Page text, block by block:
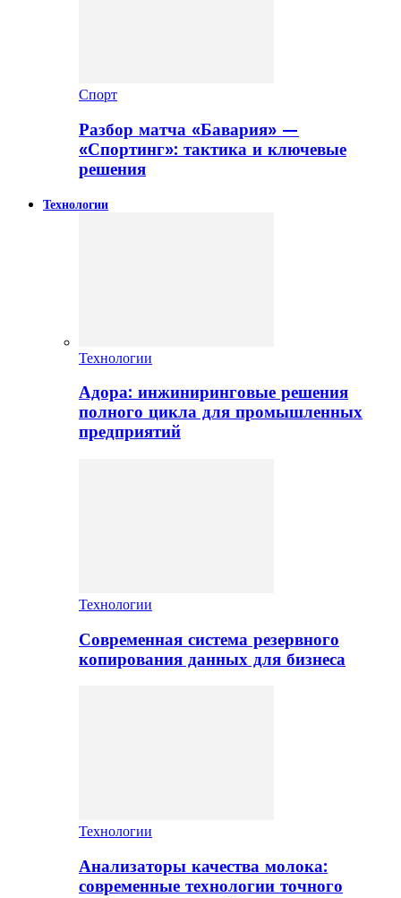
Спорт
Разбор матча «Бавария» —
«Спортинг»: тактика и ключевые
решения
Технологии
Технологии
Адора: инжиниринговые решения
полного цикла для промышленных
предприятий
Технологии
Современная система резервного
копирования данных для бизнеса
Технологии
Анализаторы качества молока:
современные технологии точного